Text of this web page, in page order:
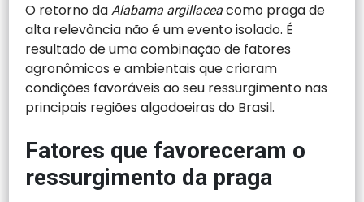
O retorno daAlabama argillacea como praga de
alta relevância não é um evento isolado. É
resultado de uma combinação de fatores
agronômicos e ambientais que criaram
condições favoráveis ao seu ressurgimento nas
principais regiões algodoeiras do Brasil.
Fatores que favoreceram o
ressurgimento da praga